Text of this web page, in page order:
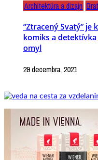
Architektúra a dizajn
“Ztracený Svatý”
komiks a
omyl
29 decembra, 2021